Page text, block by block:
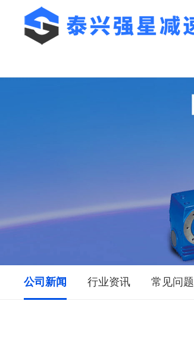
公司新闻 行业资讯 常见问题